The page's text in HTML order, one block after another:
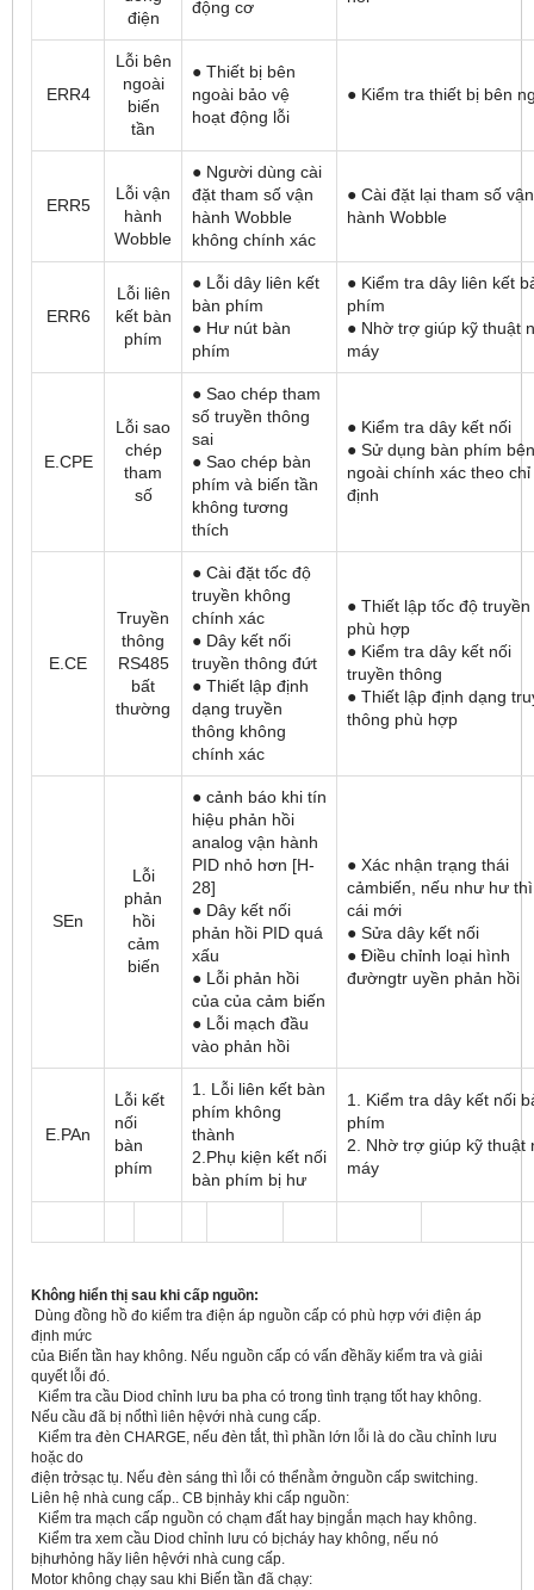
điện
động cơ
ERR4
Lỗi bên
ngoài
biến
tần
● Thiết bị bên
ngoài bảo vệ
hoạt động lỗi
● Kiểm tra thiết bị bên
ERR5
Lỗi vận
hành
Wobble
● Người dùng cài
đặt tham số vận
hành Wobble
không chính xác
● Cài đặt lại tham số vận
hành Wobble
ERR6
Lỗi liên
kết bàn
phím
● Lỗi dây liên kết
bàn phím
● Hư nút bàn
phím
● Kiểm tra dây liên kết
phím
● Nhờ trợ giúp kỹ thuật
máy
E.CPE
Lỗi sao
chép
tham
số
● Sao chép tham
số truyền thông
sai
● Sao chép bàn
phím và biến tần
không tương
thích
● Kiểm tra dây kết nối
● Sử dụng bàn phím bên
ngoài chính xác theo chỉ
định
E.CE
Truyền
thông
RS485
bất
thường
● Cài đặt tốc độ
truyền không
chính xác
● Dây kết nối
truyền thông đứt
● Thiết lập định
dạng truyền
thông không
chính xác
● Thiết lập tốc độ truyền
phù hợp
● Kiểm tra dây kết nối
truyền thông
● Thiết lập định dạng
thông phù hợp
SEn
Lỗi
phản
hồi
cảm
biến
● cảnh báo khi tín
hiệu phản hồi
analog vận hành
PID nhỏ hơn [H-
28]
● Dây kết nối
phản hồi PID quá
xấu
● Lỗi phản hồi
của của cảm biến
● Lỗi mạch đầu
vào phản hồi
● Xác nhận trạng thái
cảmbiến, nếu như hư
cái mới
● Sửa dây kết nối
● Điều chỉnh loại hình
đườngtr uyền phản hồi
E.PAn
Lỗi kết
nối
bàn
phím
1. Lỗi liên kết bàn
phím không
thành
2.Phụ kiện kết nối
bàn phím bị hư
1. Kiểm tra dây kết nối
phím
2. Nhờ trợ giúp kỹ thuật
máy
Không hiển thị sau khi cấp nguồn:
Dùng đồng hồ đo kiểm tra điện áp nguồn cấp có phù hợp với điện áp
định mức
của Biến tần hay không. Nếu nguồn cấp có vấn đềhãy kiểm tra và giải
quyết lỗi đó.
Kiểm tra cầu Diod chỉnh lưu ba pha có trong tình trạng tốt hay không.
Nếu cầu đã bị nổthì liên hệvới nhà cung cấp.
Kiểm tra đèn CHARGE, nếu đèn tắt, thì phần lớn lỗi là do cầu chỉnh lưu
hoặc do
điện trởsạc tụ. Nếu đèn sáng thì lỗi có thểnằm ởnguồn cấp switching.
Liên hệ nhà cung cấp.. CB bịnhảy khi cấp nguồn:
Kiểm tra mạch cấp nguồn có chạm đất hay bịngắn mạch hay không.
Kiểm tra xem cầu Diod chỉnh lưu có bịcháy hay không, nếu nó
bịhưhỏng hãy liên hệvới nhà cung cấp.
Motor không chạy sau khi Biến tần đã chạy: